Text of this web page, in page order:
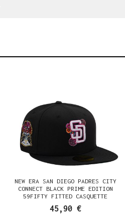
NEW ERA SAN DIEGO PADRES CITY
CONNECT BLACK PRIME EDITION
59FIFTY FITTED CASQUETTE
45,90 €